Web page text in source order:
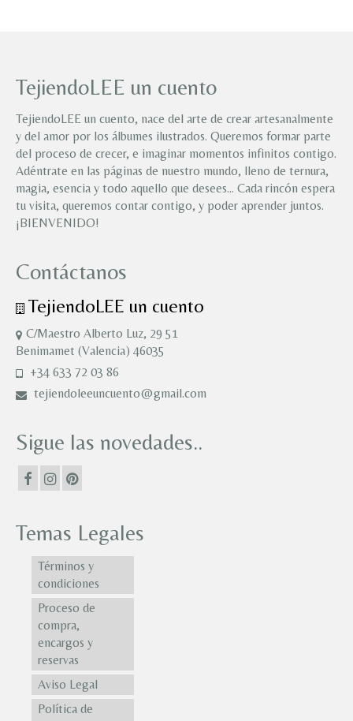
TejiendoLEE un cuento
TejiendoLEE un cuento, nace del arte de crear artesanalmente
y del amor por los álbumes ilustrados. Queremos formar parte
del proceso de crecer, e imaginar momentos infinitos contigo.
Adéntrate en las páginas de nuestro mundo, lleno de ternura,
magia, esencia y todo aquello que desees… Cada rincón espera
tu visita, queremos contar contigo, y poder aprender juntos.
¡BIENVENIDO!
Contáctanos
TejiendoLEE un cuento
C/Maestro Alberto Luz, 29 51
Benimamet (Valencia) 46035
+34 633 72 03 86
tejiendoleeuncuento@gmail.com
Sigue las novedades..
Temas Legales
Términos y
condiciones
Proceso de
compra,
encargos y
reservas
Aviso Legal
Política de